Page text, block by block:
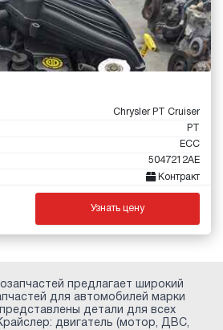
Chrysler PT Cruiser
PT
ECC
5047212AE
Контракт
Узнать цену
предлагает широкий
для автомобилей марки
детали для всех
двигатель (мотор, ДВС,